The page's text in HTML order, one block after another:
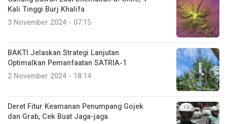
Kali Tinggi Burj Khalifa
3 November 2024 - 07:15
BAKTI Jelaskan Strategi Lanjutan
Optimalkan Pemanfaatan SATRIA-1
2 November 2024 - 18:14
Deret Fitur Keamanan Penumpang Gojek
dan Grab, Cek Buat Jaga-jaga